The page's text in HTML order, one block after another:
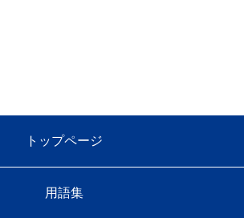
トップページ
用語集